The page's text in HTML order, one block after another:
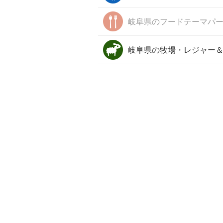
岐阜県のフードテーマパ
岐阜県の牧場・レジャー